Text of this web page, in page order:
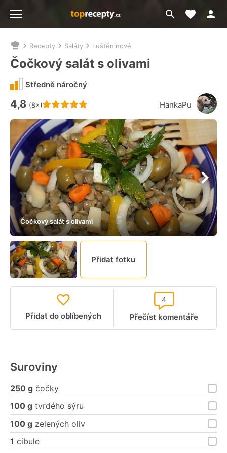
Přejít
na
Moje
Nacházíte
se
zde:
Recepty Saláty Luštěninové
Čočkový salát s olivami
Hodnocení receptu je
4,8 (8×) HankaPu
Středně náročný
Čočkový salát s olivami
Přidat fotku
Přidat do oblíbených Přečíst komentáře
4
Suroviny
250 g čočky
100 g tvrdého sýru
100 g zelených oliv
1 cibule